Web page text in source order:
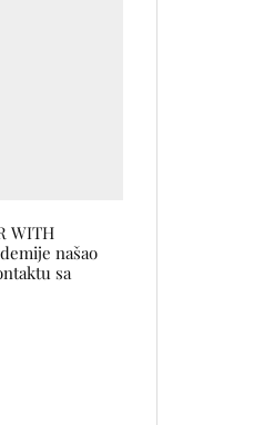
WITH
našao
sa